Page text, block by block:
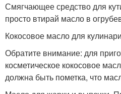
Смягчающее средство для
просто втирай масло в
Кокосовое масло для
Обратите внимание: для
косметическое кокосовое
должна быть пометка, что